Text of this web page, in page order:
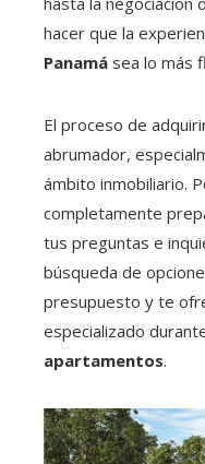
hacer que la
Panamá sea lo más
El proceso de
abrumador,
ámbito inmobiliario.
completamente
tus preguntas e
búsqueda de
presupuesto y te
especializado
apartamentos.